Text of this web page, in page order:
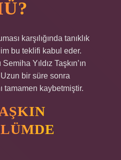
karşılığında tanıklık
bu teklifi kabul eder.
Yıldız Taşkın’ın
bir süre sonra
tamamen kaybetmiştir.